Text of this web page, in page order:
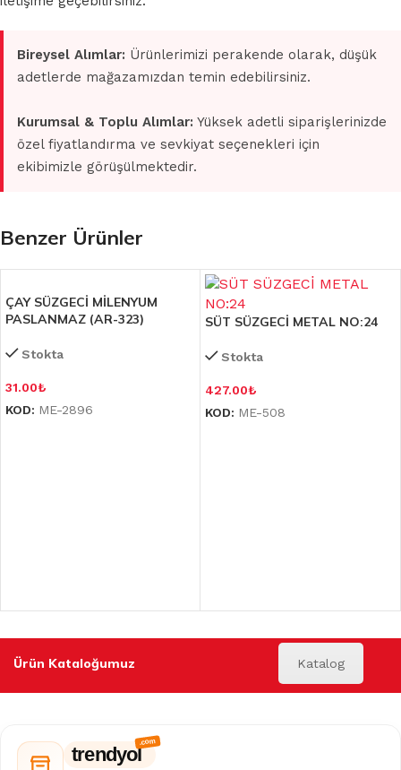
Bireysel Alımlar: Ürünlerimizi perakende olarak, düşük
adetlerde mağazamızdan temin edebilirsiniz.
Kurumsal & Toplu Alımlar: Yüksek adetli siparişlerinizde
özel fiyatlandırma ve sevkiyat seçenekleri için
ekibimizle görüşülmektedir.
Benzer Ürünler
ÇAY SÜZGECİ MİLENYUM
PASLANMAZ (AR-323)
Stokta
31.00₺
KOD: ME-2896
SÜT SÜZGECİ METAL NO:24
Stokta
427.00₺
KOD: ME-508
Ürün Kataloğumuz Katalog
trendyol